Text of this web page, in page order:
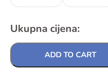
Ukupna cijena:
ADD TO CART